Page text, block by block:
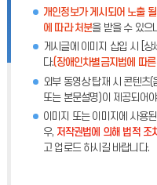
개인정보가 게시되어 노출
에 따라 처분을 받을 수 있으
게시글에 이미지 삽입 시 [상
다.(장애인차별금지법에 따
외부 동영상 탑재 시 콘텐츠
또는 본문설명)이 제공되어
이미지 또는 이미지에 사용
우, 저작권법에 의해 법적 조치
고 업로드 하시길 바랍니다.